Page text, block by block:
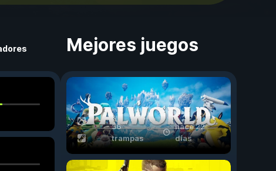
Mejores juegos
56
trampas
hace 22
días